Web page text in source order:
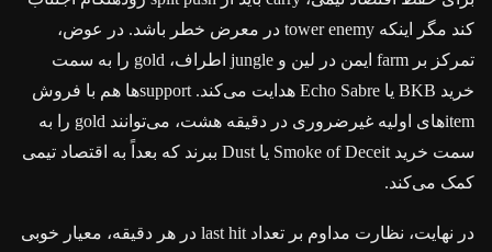
کند مگر اینکه tower enemy در معرض خطر باشد. در عوض،
تمرکز بر farm ایمن در لین و jungle اطراف، gold را به سمت
خرید BKB یا Echo Sabre هدایت می‌کند. supportها هم با فروش
itemهای اولیه غیرضروری در دقیقه هشت، می‌توانند gold را به
سمت خرید Smoke of Deceit یا Dust ببرند که بعداً به اقتصاد تیمی
کمک می‌کند.
در نهایت، نظارت مداوم بر تعداد last hit در هر دقیقه، معیار خوبی